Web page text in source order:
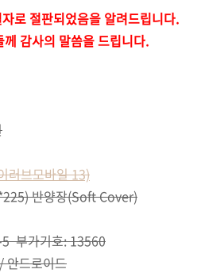
로 절판되었음을 알려드립니다.
감사의 말씀을 드립니다.
브모바일 13)
반양장(Soft Cover)
부가기호: 13560
안드로이드